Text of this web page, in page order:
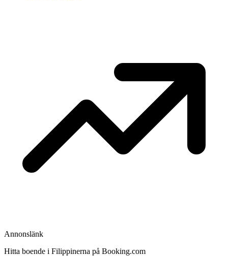
Annonslänk
Hitta boende i Filippinerna på Booking.com